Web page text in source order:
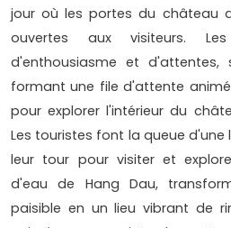
jour où les portes du château
ouvertes aux visiteurs.
d'enthousiasme et d'attentes,
formant une file d'attente
pour explorer l'intérieur du
Les touristes font la queue
leur tour pour visiter et
d'eau de Hang Dau,
paisible en un lieu vibrant de